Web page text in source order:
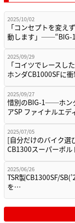
2025/10/02
「コンセプトを変え
動します」──“BIG-
2025/09/29
「コイツでレースし
ホンダCB1000SFに
2025/09/27
惜別のBIG-1──ホン
アSP ファイナルエ
2025/07/05
[自分だけのバイク選
CB1300スーパーボ
2025/06/26
TSR製CB1300SF/
を…